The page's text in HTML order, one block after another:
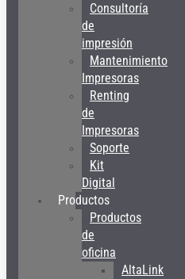
Consultoría
de
impresión
Mantenimiento
Impresoras
Renting
de
Impresoras
Soporte
Kit
Digital
Productos
Productos
de
oficina
AltaLink